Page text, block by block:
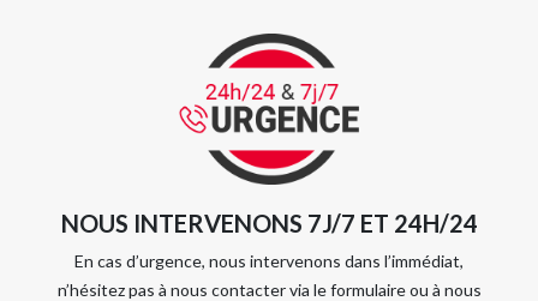
NOUS INTERVENONS 7J/7 ET 24H/24
En cas d’urgence, nous intervenons dans l’immédiat,
n’hésitez pas à nous contacter via le formulaire ou à nous